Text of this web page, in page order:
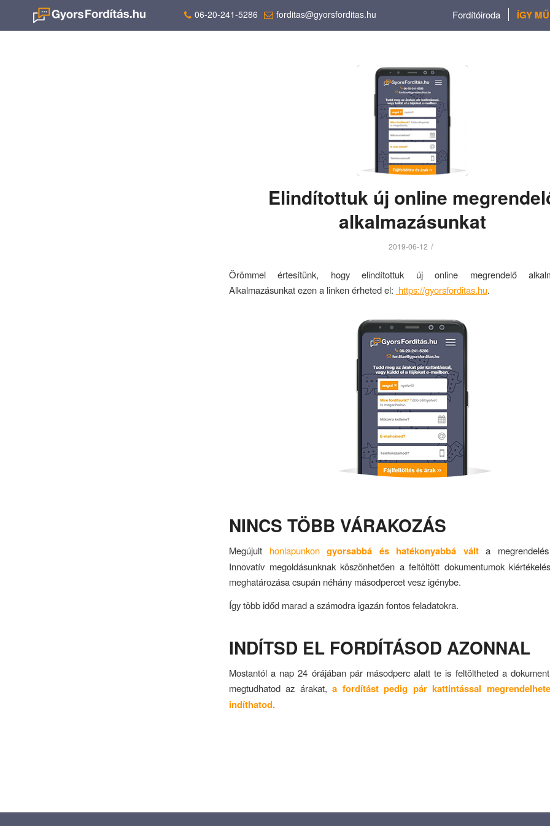
06-20-241-5286 forditas@gyorsforditas.hu Fordítóiroda ÍGY
Elindítottuk új online
alkalmazásunkat
2019-06-12 /
Örömmel értesítünk, hogy elindítottuk új online megrendelő
Alkalmazásunkat ezen a linken érheted el: https://gyorsforditas.hu.
NINCS TÖBB VÁRAKOZÁS
Megújult honlapunkon gyorsabbá és hatékonyabbá válta megrendelés
Innovatív megoldásunknak köszönhetően a feltöltött dokumentumok
meghatározása csupán néhány másodpercet vesz igénybe.
Így több időd marad a számodra igazán fontos feladatokra.
INDÍTSD EL FORDÍTÁSOD AZONNAL
Mostantól a nap 24 órájában pár másodperc alatt te is feltöltheted a
megtudhatod az árakat,a fordítást pedig pár kattintással
indíthatod.